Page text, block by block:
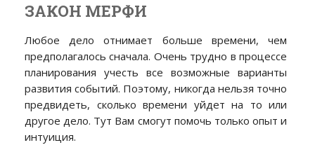
ЗАКОН МЕРФИ
Любое дело отнимает больше времени, чем
предполагалось сначала. Очень трудно в процессе
планирования учесть все возможные варианты
развития событий. Поэтому, никогда нельзя точно
предвидеть, сколько времени уйдет на то или
другое дело. Тут Вам смогут помочь только опыт и
интуиция.